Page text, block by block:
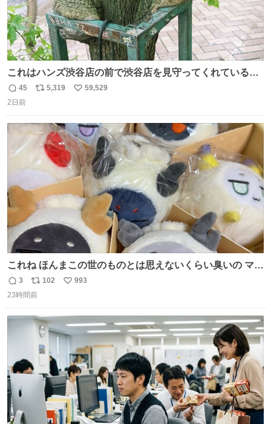
これはハンズ渋谷店の前で渋谷店を見守ってくれている
「くつろ木」。
返
信
45
リ
ト
数
5,319
い
数
59,529
2日前
これね ほんまこの世のものとは思えないくらい臭いの マジ
で、死ぬほど、臭い 中に入ってる謎スクイーズのせいなん
だけど
返
信
3
リ
ポ
ト
102
い
数
993
23時間前